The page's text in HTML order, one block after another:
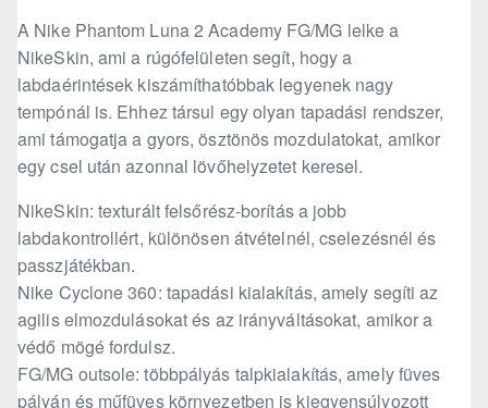
A Nike Phantom Luna 2 Academy FG/MG lelke a
NikeSkin, ami a rúgófelületen segít, hogy a
labdaérintések kiszámíthatóbbak legyenek nagy
tempónál is. Ehhez társul egy olyan tapadási rendszer,
ami támogatja a gyors, ösztönös mozdulatokat, amikor
egy csel után azonnal lövőhelyzetet keresel.
NikeSkin: texturált felsőrész-borítás a jobb
labdakontrollért, különösen átvételnél, cselezésnél és
passzjátékban.
Nike Cyclone 360: tapadási kialakítás, amely segíti az
agilis elmozdulásokat és az irányváltásokat, amikor a
védő mögé fordulsz.
FG/MG outsole: többpályás talpkialakítás, amely füves
pályán és műfüves környezetben is kiegyensúlyozott